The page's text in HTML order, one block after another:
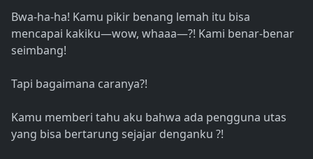
Bwa-ha-ha! Kamu pikir benang lemah itu bisa
mencapai kakiku—wow, whaaa—?! Kami benar-benar
seimbang!
Tapi bagaimana caranya?!
Kamu memberi tahu aku bahwa ada pengguna utas
yang bisa bertarung sejajar denganku ?!